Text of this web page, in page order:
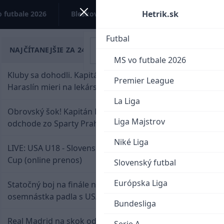
futbale 2026 Bleskovky Kontakt
Hetrik.sk
Futbal
MS vo futbale 2026
Premier League
La Liga
Liga Majstrov
Niké Liga
Slovenský futbal
Európska Liga
Bundesliga
NAJČÍTANEJŠIE ZA 24 HODÍN
Kluby sa dohodli. Kapitán Sparty Praha Lukáš
Haraslín mieri na lekársku prehliadku
Obrovský šok! Kapitán Lukáš Haraslín je údajne na
odchode zo Sparty Praha
LIVE: USA U18 - Slovensko U18 / Hlinka-Gretzky
Cup (online prenos)
Statočný boj na finále nestačil: Slovenská
osemnástka padla s USA a zabojuje o bronz
Real Madrid na skok od Slovenska: Borbélyho